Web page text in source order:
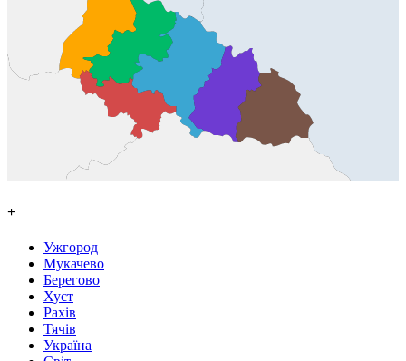
+
Ужгород
Мукачево
Берегово
Хуст
Рахів
Тячів
Україна